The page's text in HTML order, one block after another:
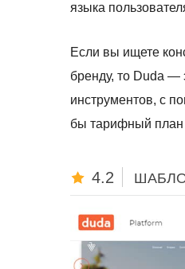
языка
Если вы ищете
бренду, то Duda —
инструментов, с
бы тарифный
4.2